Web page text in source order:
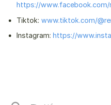
https://www.facebook.com/
Tiktok: www.tiktok.com/
Instagram: https://